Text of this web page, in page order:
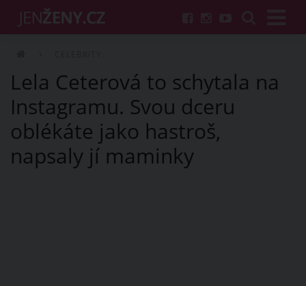
Lela Ceterová to schytala na
Instagramu. Svou dceru
oblékáte jako hastroš,
napsaly jí maminky